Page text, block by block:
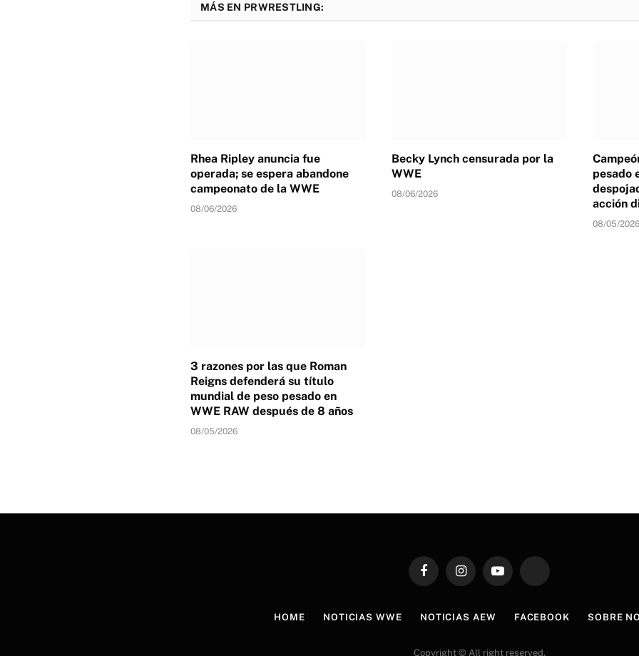
MÁS EN PRWRESTLING:
Rhea Ripley anuncia fue
operada; se espera abandone
campeonato de la WWE
08/06/2026
Becky Lynch censurada por la
WWE
08/06/2026
pesado
acción
08/05/2026
3 razones por las que Roman
Reigns defenderá su título
mundial de peso pesado en
WWE RAW después de 8 años
08/05/2026
FacebookInstagramYouTube TikTok
HOME NOTICIAS WWE NOTICIAS AEW FACEBOOK SOBRE
Copyright © All right reserved.